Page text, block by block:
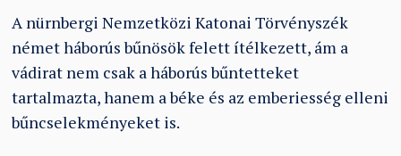
A nürnbergi Nemzetközi Katonai Törvényszék
német háborús bűnösök felett ítélkezett, ám a
vádirat nem csak a háborús bűntetteket
tartalmazta, hanem a béke és az emberiesség elleni
bűncselekményeket is.